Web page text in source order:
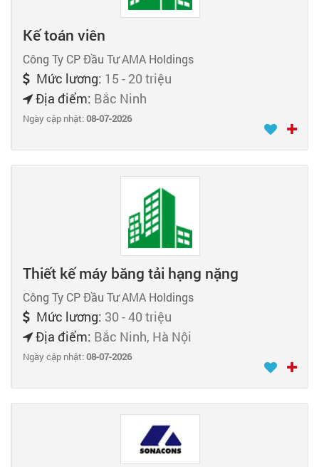
Kế toán viên
Công Ty CP Đầu Tư AMA Holdings
Mức lương: 15 - 20 triệu
Địa điểm: Bắc Ninh
Ngày cập nhật:08-07-2026
Thiết kế máy băng tải hạng nặng
Công Ty CP Đầu Tư AMA Holdings
Mức lương: 30 - 40 triệu
Địa điểm: Bắc Ninh, Hà Nội
Ngày cập nhật:08-07-2026